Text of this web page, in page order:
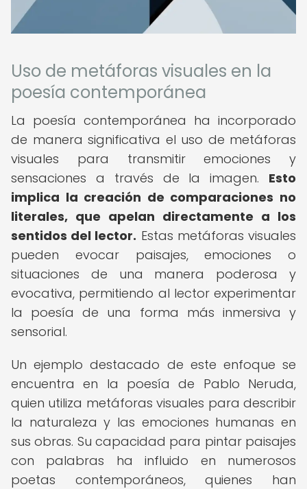
Uso de metáforas visuales en la
poesía contemporánea
La poesía contemporánea ha incorporado
de manera significativa el uso de metáforas
visuales para transmitir emociones y
sensaciones a través de la imagen. Esto
implica la creación de comparaciones no
literales, que apelan directamente a los
sentidos del lector. Estas metáforas visuales
pueden evocar paisajes, emociones o
situaciones de una manera poderosa y
evocativa, permitiendo al lector experimentar
la poesía de una forma más inmersiva y
sensorial.
Un ejemplo destacado de este enfoque se
encuentra en la poesía de Pablo Neruda,
quien utiliza metáforas visuales para describir
la naturaleza y las emociones humanas en
sus obras. Su capacidad para pintar paisajes
con palabras ha influido en numerosos
poetas contemporáneos, quienes han